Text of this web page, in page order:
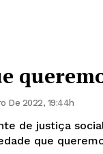
De 2022, 19:44h
de justiça
que